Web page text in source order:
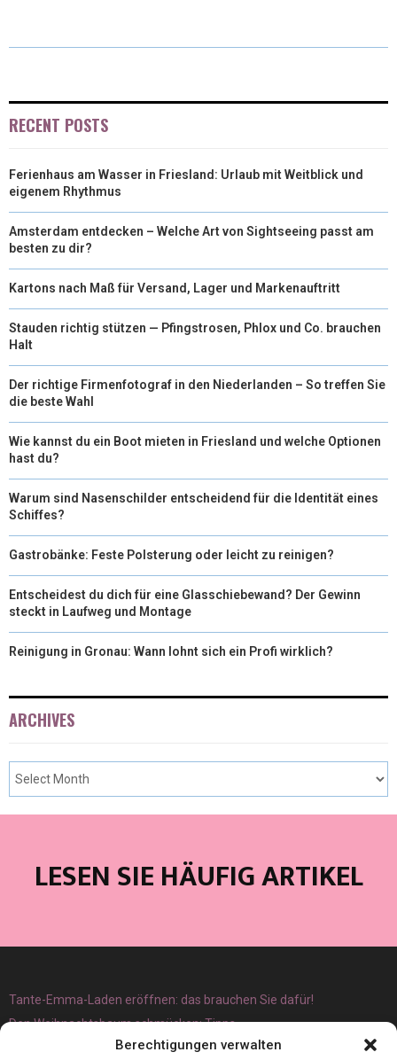
Berechtigungen verwalten
W
E
)
E
K
T
S
K
N
I
RECENT POSTS
Ferienhaus am Wasser in Friesland: Urlaub mit Weitblick und
eigenem Rhythmus
Amsterdam entdecken – Welche Art von Sightseeing passt am
besten zu dir?
Kartons nach Maß für Versand, Lager und Markenauftritt
Stauden richtig stützen — Pfingstrosen, Phlox und Co. brauchen
Halt
Der richtige Firmenfotograf in den Niederlanden – So treffen Sie
die beste Wahl
Wie kannst du ein Boot mieten in Friesland und welche Optionen
hast du?
Warum sind Nasenschilder entscheidend für die Identität eines
Schiffes?
Gastrobänke: Feste Polsterung oder leicht zu reinigen?
Entscheidest du dich für eine Glasschiebewand? Der Gewinn
steckt in Laufweg und Montage
Reinigung in Gronau: Wann lohnt sich ein Profi wirklich?
ARCHIVES
LESEN SIE HÄUFIG ARTIKEL
Tante-Emma-Laden eröffnen: das brauchen Sie dafür!
Den Weihnachtsbaum schmücken: Tipps